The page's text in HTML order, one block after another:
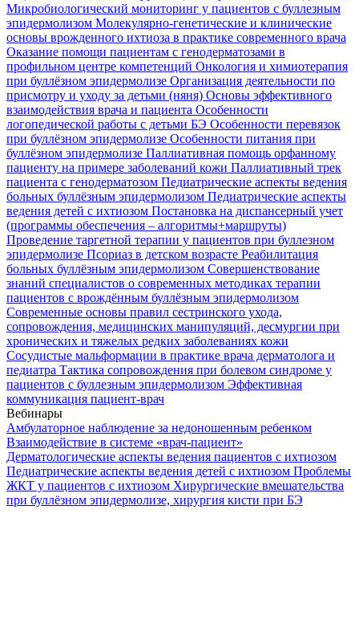
Микробиологический мониторинг у пациентов с буллезным
эпидермолизом Молекулярно-генетические и клинические
основы врожденного ихтиоза в практике современного врача
Оказание помощи пациентам с генодерматозами в
профильном центре компетенций Онкология и химиотерапия
при буллёзном эпидермолизе Организация деятельности по
присмотру и уходу за детьми (няня) Основы эффективного
взаимодействия врача и пациента Особенности
логопедической работы с детьми БЭ Особенности перевязок
при буллёзном эпидермолизе Особенности питания при
буллёзном эпидермолизе Паллиативная помощь орфанному
пациенту на примере заболеваний кожи Паллиативный трек
пациента с генодерматозом Педиатрические аспекты ведения
больных буллёзным эпидермолизом Педиатрические аспекты
ведения детей с ихтиозом Постановка на диспансерный учет
(программы обеспечения – алгоритмы+маршруты)
Проведение таргетной терапии у пациентов при буллезном
эпидермолизе Псориаз в детском возрасте Реабилитация
больных буллёзным эпидермолизом Совершенствование
знаний специалистов о современных методиках терапии
пациентов с врождённым буллёзным эпидермолизом
Современные основы правил сестринского ухода,
сопровождения, медицинских манипуляций, десмургии при
хронических и тяжелых редких заболеваниях кожи
Сосудистые мальформации в практике врача дерматолога и
педиатра Тактика сопровождения при болевом синдроме у
пациентов с буллезным эпидермолизом Эффективная
коммуникация пациент-врач
Вебинары
Амбулаторное наблюдение за недоношенным ребенком
Взаимодействие в системе «врач-пациент»
Дерматологические аспекты ведения пациентов с ихтиозом
Педиатрические аспекты ведения детей с ихтиозом Проблемы
ЖКТ у пациентов с ихтиозом Хирургические вмешательства
при буллёзном эпидермолизе, хирургия кисти при БЭ